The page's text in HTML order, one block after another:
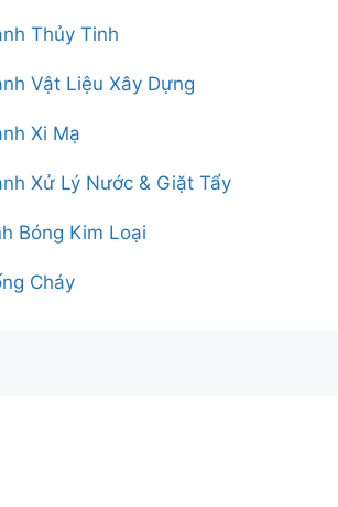
Thủy Tinh
Vật Liệu Xây Dựng
Xi Mạ
Xử Lý Nước & Giặt Tẩy
Bóng Kim Loại
Cháy